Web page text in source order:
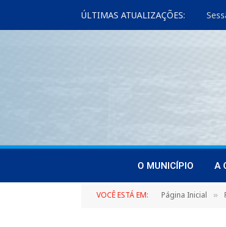
ÚLTIMAS ATUALIZAÇÕES:
O MUNICÍPIO A
VOCÊ ESTÁ EM: Página Inicial »